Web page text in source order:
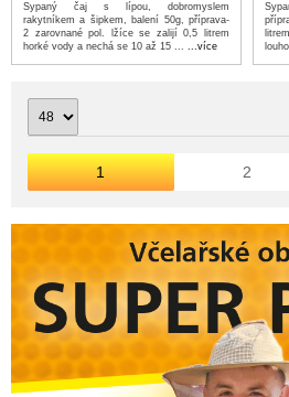
Sypaný čaj s lípou, dobromyslem
rakytníkem a šipkem, balení 50g, příprava-
2 zarovnané pol. lžíce se zalijí 0,5 litrem
horké vody a nechá se 10 až 15 ... ...více
1 2